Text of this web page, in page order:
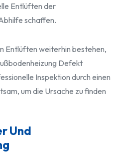
Entlüften der
schaffen.
Entlüften weiterhin bestehen,
Defekt
Inspektion durch einen
um die Ursache zu finden
Und